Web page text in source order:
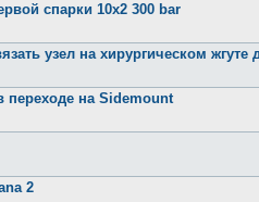
спарки 10х2 300 bar
узел на хирургическом
на Sidemount
2